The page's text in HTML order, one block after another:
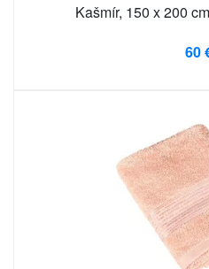
Kašmír, 150 x 200
60